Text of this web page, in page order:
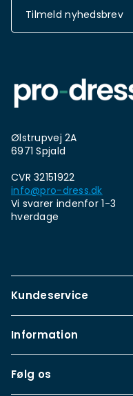
Tilmeld nyhedsbrev
Ølstrupvej 2A
6971 Spjald
CVR 32151922
info@pro-dress.dk
Vi svarer indenfor 1-3
hverdage
Kundeservice
Information
Følg os